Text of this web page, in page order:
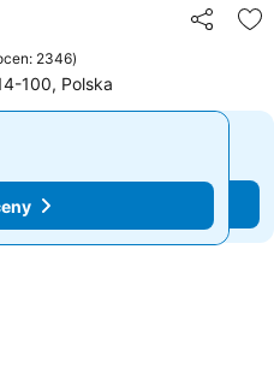
2346)
100, Polska
ceny